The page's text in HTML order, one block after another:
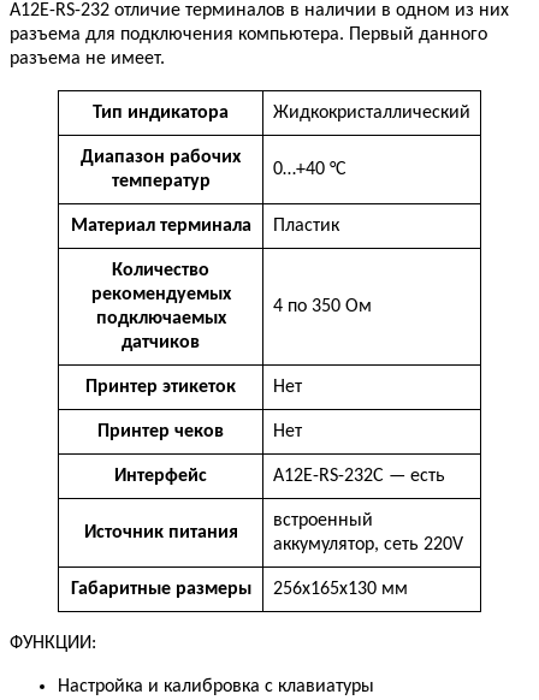
А12Е-RS-232 отличие терминалов в наличии в одном из них
разъема для подключения компьютера. Первый данного
разъема не имеет.
Тип индикатора Жидкокристаллический
Диапазон рабочих
температур
0…+40 °С
Материал терминала Пластик
Количество
рекомендуемых
подключаемых
датчиков
4 по 350 Ом
Принтер этикеток Нет
Принтер чеков Нет
Интерфейс А12Е-RS-232C — есть
Источник питания
встроенный
аккумулятор, сеть 220V
Габаритные размеры 256x165x130 мм
ФУНКЦИИ:
Настройка и калибровка с клавиатуры